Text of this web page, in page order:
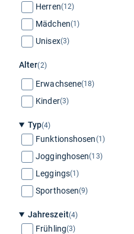
Herren(12)
Mädchen(1)
Unisex(3)
Alter(2)
Erwachsene(18)
Kinder(3)
Typ(4)
Funktionshosen(1)
Jogginghosen(13)
Leggings(1)
Sporthosen(9)
Jahreszeit(4)
Frühling(3)